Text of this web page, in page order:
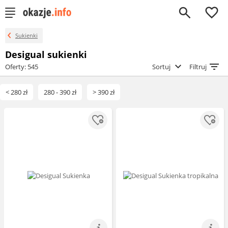
0
Sukienki
Desigual sukienki
Oferty: 545 Sortuj Filtruj
< 280 zł 280 - 390 zł > 390 zł